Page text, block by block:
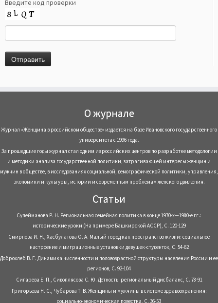
Введите код проверки
О журнале
Журнал «Женщина в российском обществе» издается на базе Ивановского государственного
университета с 1996 года.
За прошедшие годы журнал стал одним из российских центров по разработке методологии
и методики анализа государственной политики, затрагивающей интересы женщин и
мужчин в обществе, в исследованиях социальной, демографической политики, управления,
экономики и культуры, истории и современным проблемам женского движения.
Статьи
Сулейманова Р. Н. Региональная семейная политика в конце 1970-х—1980-е гг.:
исторические уроки (На примере Башкирской АССР), С. 120-129
Смирнова И. Н., Хасбулатова О. А. Малый город как пространство жизни: социальное
настроение и миграционные установки девушек-студенток, С. 54-62
Доброхлеб В. Г. Динамика численности и половозрастной структуры населения России и ее
регионов, С. 92-104
Сигарева Е. П., Сивоплясова С. Ю. Детность: региональный дисбаланс, С. 78-91
Григорьева Н. С., Чубарова Т. В. Женщины и мужчины в системе здравоохранения:
социально-экономическая повестка, С. 36-53